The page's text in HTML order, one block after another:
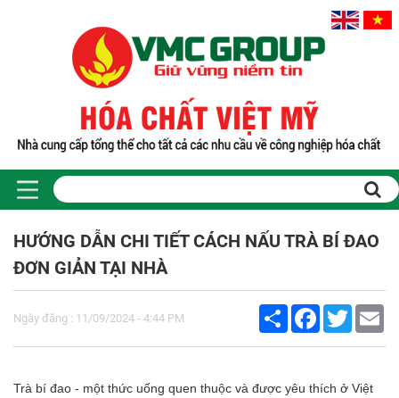
HƯỚNG DẪN CHI TIẾT CÁCH NẤU TRÀ BÍ ĐAO
ĐƠN GIẢN TẠI NHÀ
Ngày đăng : 11/09/2024 - 4:44 PM
Share FacebookTwitter
Trà bí đao - một thức uống quen thuộc và được yêu thích ở Việt